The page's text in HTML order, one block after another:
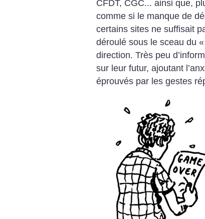
CFDT, CGC... ainsi que,
comme si le manque de
certains sites ne suffisait
déroulé sous le sceau du «
direction. Très peu
sur leur futur, ajoutant
éprouvés par les gestes